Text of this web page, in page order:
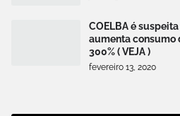
COELBA é
aumenta consumo
300% ( VEJA )
fevereiro 13, 2020